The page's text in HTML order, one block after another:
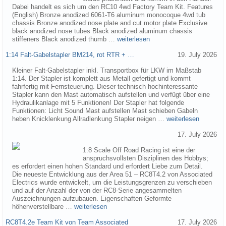
Dabei handelt es sich um den RC10 4wd Factory Team Kit. Features
(English) Bronze anodized 6061-T6 aluminum monocoque 4wd tub
chassis Bronze anodized nose plate and cut motor plate Exclusive
black anodized nose tubes Black anodized aluminum chassis
stiffeners Black anodized thumb … weiterlesen
1:14 Falt-Gabelstapler BM214, rot RTR + … 19. July 2026
Kleiner Falt-Gabelstapler inkl. Transportbox für LKW im Maßstab
1:14. Der Stapler ist komplett aus Metall gefertigt und kommt
fahrfertig mit Fernsteuerung. Dieser technisch hochinteressante
Stapler kann den Mast automatisch aufstellen und verfügt über eine
Hydraulikanlage mit 5 Funktionen! Der Stapler hat folgende
Funktionen: Licht Sound Mast aufstellen Mast schieben Gabeln
heben Knicklenkung Allradlenkung Stapler neigen … weiterlesen
17. July 2026
1:8 Scale Off Road Racing ist eine der
anspruchsvollsten Disziplinen des Hobbys;
es erfordert einen hohen Standard und erfordert Liebe zum Detail.
Die neueste Entwicklung aus der Area 51 – RC8T4.2 von Associated
Electrics wurde entwickelt, um die Leistungsgrenzen zu verschieben
und auf der Anzahl der von der RC8-Serie angesammelten
Auszeichnungen aufzubauen. Eigenschaften Geformte
höhenverstellbare … weiterlesen
RC8T4.2e Team Kit von Team Associated 17. July 2026